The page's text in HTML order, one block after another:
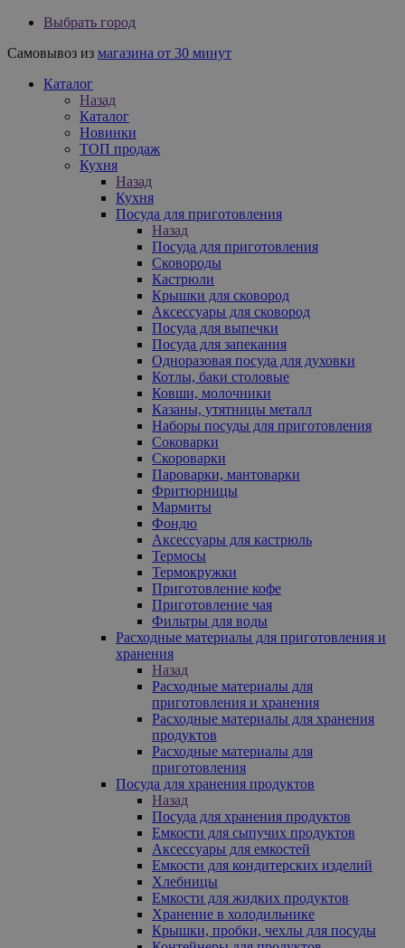
Выбрать город
Самовывоз из магазина от 30 минут
Каталог
Назад
Каталог
Новинки
ТОП продаж
Кухня
Назад
Кухня
Посуда для приготовления
Назад
Посуда для приготовления
Сковороды
Кастрюли
Крышки для сковород
Аксессуары для сковород
Посуда для выпечки
Посуда для запекания
Одноразовая посуда для духовки
Котлы, баки столовые
Ковши, молочники
Казаны, утятницы металл
Наборы посуды для приготовления
Соковарки
Скороварки
Пароварки, мантоварки
Фритюрницы
Мармиты
Фондю
Аксессуары для кастрюль
Термосы
Термокружки
Приготовление кофе
Приготовление чая
Фильтры для воды
Расходные материалы для приготовления и
хранения
Назад
Расходные материалы для
приготовления и хранения
Расходные материалы для хранения
продуктов
Расходные материалы для
приготовления
Посуда для хранения продуктов
Назад
Посуда для хранения продуктов
Емкости для сыпучих продуктов
Аксессуары для емкостей
Емкости для кондитерских изделий
Хлебницы
Емкости для жидких продуктов
Хранение в холодильнике
Крышки, пробки, чехлы для посуды